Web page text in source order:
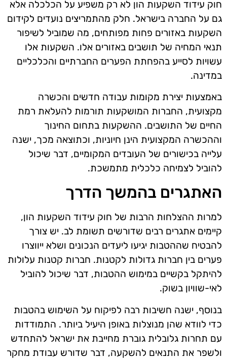
חוק עידוד השקעות הון לא רק משפיע על הכלכלה אלא
גם על החברה בישראל. חלק מהתמריצים נועדים לקידום
השקעות באזורים פחות מפותחים, מה שמוביל לשיפור
תנאי המחיה של תושבים באזורים אלו. השקעות אלו
עשויות לסייע בהפחתת הפערים החברתיים והכלכליים
במדינה.
באמצעות יצירת מקומות עבודה חדשים והכשרה
מקצועית, החברות המושקעות תורמות להעלאת רמת
החיים של התושבים. ההשקעות בתחום החינוך
וההכשרה המקצועית הינן חיוניות, וכתוצאה מכך, ישנה
עלייה בכישורים של העובדים המקומיים, דבר שיכול
להוביל לצמיחה כלכלית מתמשכת.
האתגרים בהמשך הדרך
למרות ההצלחות הרבות של חוק עידוד השקעות הון,
קיימים אתגרים רבים שדורשים תשומת לב. יש צורך
להבטיח שההטבות יגיעו ליעדים הנכונים ושלא ייווצרו
פערים בין חברות גדולות לקטנות. חברות קטנות עלולות
להיתקל בקשיים במימוש ההטבות, דבר שיכול להוביל
לאי-שוויון בשוק.
בנוסף, ישנה חשיבות רבה לפיקוח על השימוש בהטבות
כדי לוודא שהן מנוצלות באופן היעיל ביותר. התמודדות
עם תחרות גלובלית גוברת מחייבת את ישראל להתחדש
ולשפר את התנאים להשקעה, דבר שדורש עבודת מחקר